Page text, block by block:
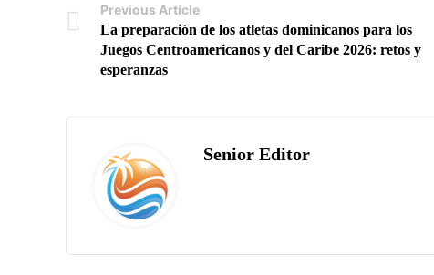
Previous Article
La preparación de los atletas dominicanos para los
Juegos Centroamericanos y del Caribe 2026: retos y
esperanzas
Senior Editor